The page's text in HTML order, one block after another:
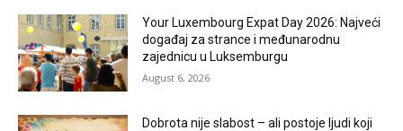
Your Luxembourg Expat Day 2026: Najveći
događaj za strance i međunarodnu
zajednicu u Luksemburgu
August 6, 2026
Dobrota nije slabost – ali postoje ljudi koji